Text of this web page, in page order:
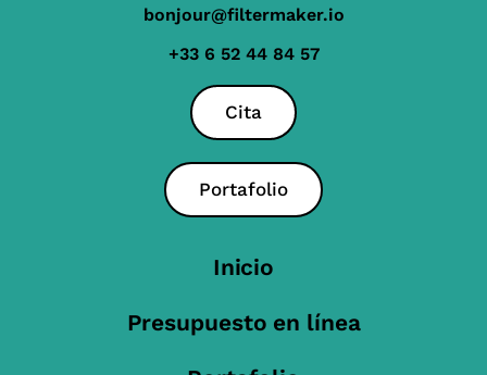
bonjour@filtermaker.io
+33 6 52 44 84 57
Cita
Portafolio
Inicio
Presupuesto en línea